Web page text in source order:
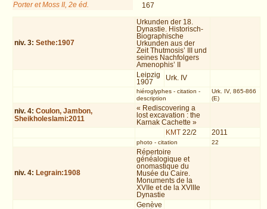
Porter et Moss II, 2e éd. 167
niv. 3:Sethe:1907
Urkunden der 18.
Dynastie. Historisch-
Biographische
Urkunden aus der
Zeit Thutmosis’ III und
seines Nachfolgers
Amenophis’ II
Leipzig
1907
Urk. IV
hiéroglyphes- citation -
description
Urk. IV, 865-866
(E)
niv. 4:Coulon, Jambon,
Sheikholeslami:2011
« Rediscovering a
lost excavation : the
Karnak Cachette »
KMT 22/2 2011
photo- citation 22
niv. 4: Legrain:1908
Répertoire
généalogique et
onomastique du
Musée du Caire.
Monuments de la
XVIIe et de la XVIIIe
Dynastie
Genève